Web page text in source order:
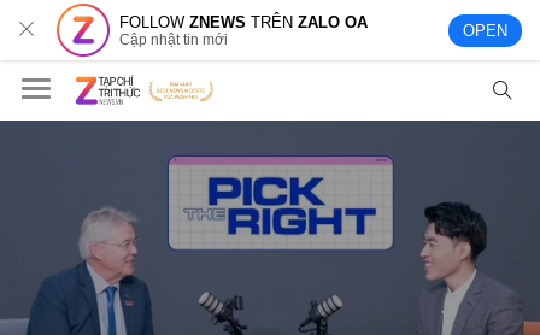
FOLLOWZNEWS TRÊNZALO OA
Cập nhật tin mới OPEN